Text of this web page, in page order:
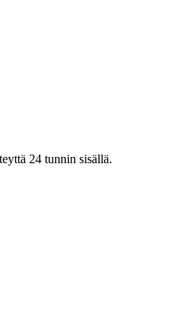
24 tunnin sisällä.